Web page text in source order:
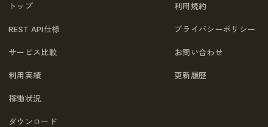
トップ
REST API仕様
サービス比較
利用実績
稼働状況
ダウンロード
利用規約
プライバシーポリシー
お問い合わせ
更新履歴